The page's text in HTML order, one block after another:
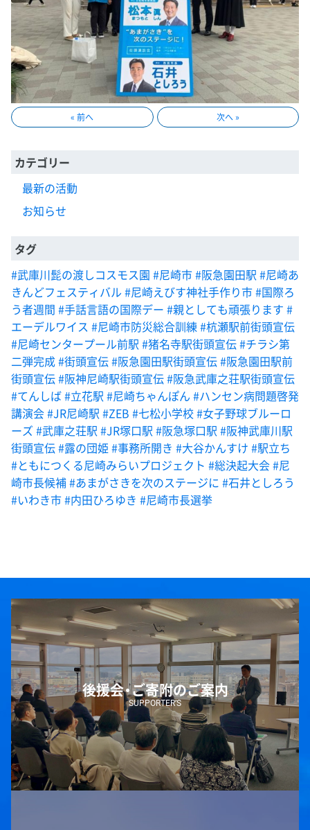
« 前へ 次へ »
カテゴリー
最新の活動
お知らせ
タグ
#武庫川髭の渡しコスモス園 #尼崎市#阪急園田駅 #尼崎あ
きんどフェスティバル #尼崎えびす神社手作り市#国際ろ
う者週間 #手話言語の国際デー #親としても頑張ります #
エーデルワイス #尼崎市防災総合訓練#杭瀬駅前街頭宣伝
#尼崎センタープール前駅 #猪名寺駅街頭宣伝#チラシ第
二弾完成#街頭宣伝#阪急園田駅街頭宣伝#阪急園田駅前
街頭宣伝#阪神尼崎駅街頭宣伝#阪急武庫之荘駅街頭宣伝
#てんしば#立花駅 #尼崎ちゃんぽん #ハンセン病問題啓発
講演会#JR尼崎駅 #ZEB #七松小学校#女子野球ブルーロ
ーズ #武庫之荘駅 #JR塚口駅 #阪急塚口駅 #阪神武庫川駅
街頭宣伝#露の団姫 #事務所開き #大谷かんすけ #駅立ち
#ともにつくる尼崎みらいプロジェクト #総決起大会#尼
崎市長候補#あまがさきを次のステージに #石井としろう
#いわき市#内田ひろゆき #尼崎市長選挙
後援会・ご寄附のご案内
SUPPORTER’S